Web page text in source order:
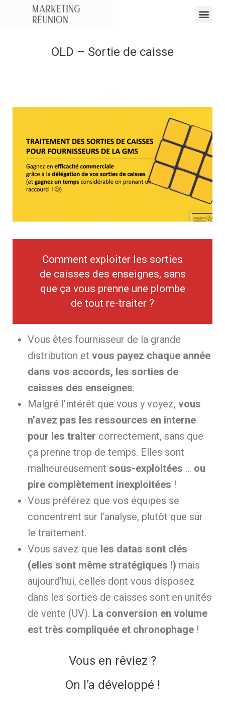
OLD – Sortie de caisse
Comment exploiter les sorties
de caisses des enseignes, sans
que ça vous prenne une plombe
de tout re-traiter ?
Vous êtes fournisseur de la grande
distribution et vous payez chaque année
dans vos accords, les sorties de
caisses des enseignes.
Malgré l’intérêt que vous y voyez, vous
n’avez pas les ressources en interne
pour les traiter correctement, sans que
ça prenne trop de temps. Elles sont
malheureusement sous-exploitées … ou
pire complètement inexploitées !
Vous préférez que vos équipes se
concentrent sur l’analyse, plutôt que sur
le traitement.
Vous savez que les datas sont clés
(elles sont même stratégiques !) mais
aujourd’hui, celles dont vous disposez
dans les sorties de caisses sont en unités
de vente (UV). La conversion en volume
est très compliquée et chronophage !
Vous en rêviez ?
On l’a développé !